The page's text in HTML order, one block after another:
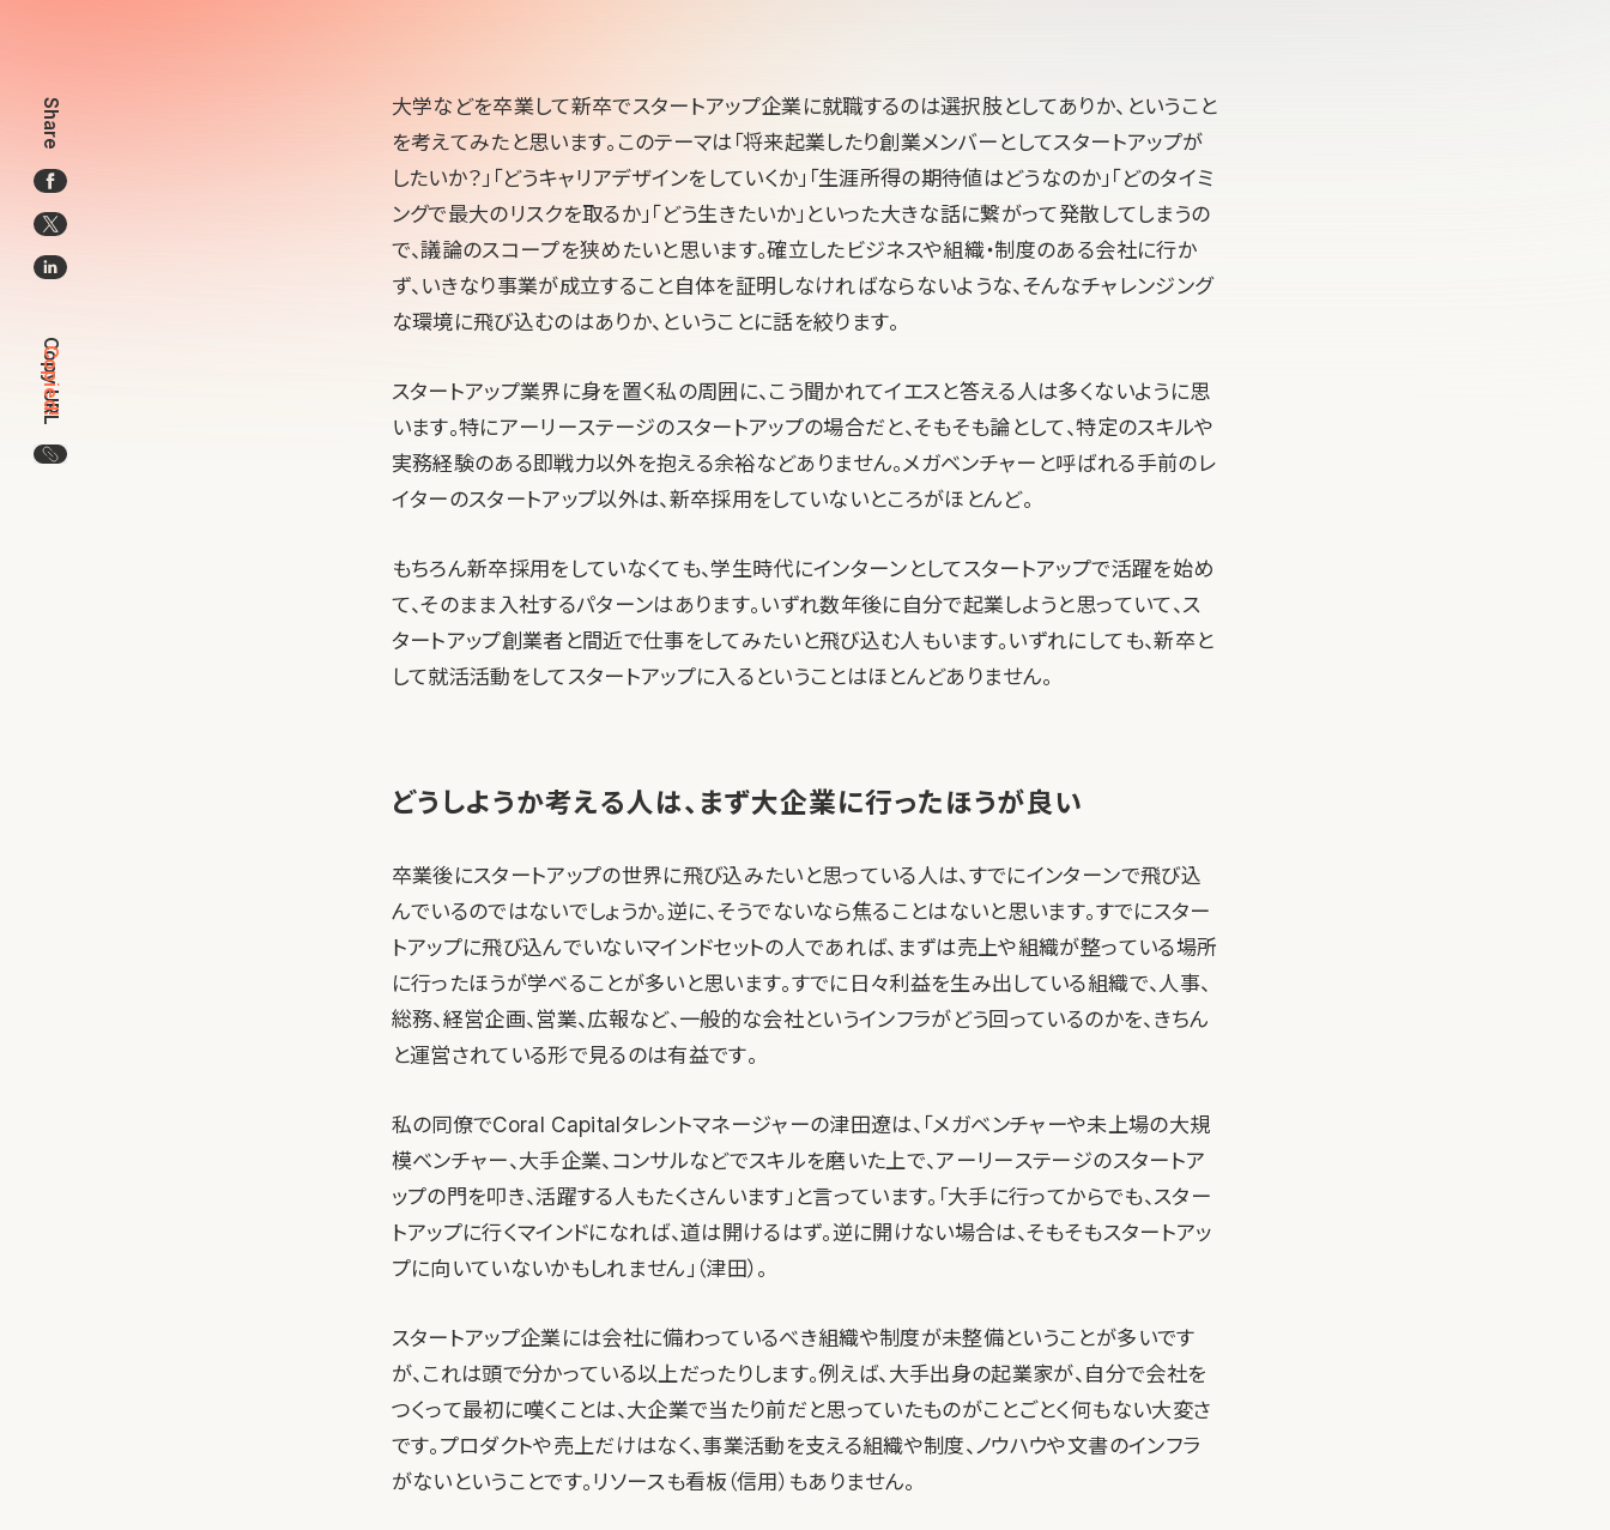
Share
Copy URL
Copied!
この記事のURLをコピー
大学などを卒業して新卒でスタートアップ企業に就職するのは選択肢としてありか、ということ
を考えてみたと思います。このテーマは「将来起業したり創業メンバーとしてスタートアップが
したいか？」「どうキャリアデザインをしていくか」「生涯所得の期待値はどうなのか」「どのタイミ
ングで最大のリスクを取るか」「どう生きたいか」といった大きな話に繋がって発散してしまうの
で、議論のスコープを狭めたいと思います。確立したビジネスや組織・制度のある会社に行か
ず、いきなり事業が成立すること自体を証明しなければならないような、そんなチャレンジング
な環境に飛び込むのはありか、ということに話を絞ります。
スタートアップ業界に身を置く私の周囲に、こう聞かれてイエスと答える人は多くないように思
います。特にアーリーステージのスタートアップの場合だと、そもそも論として、特定のスキルや
実務経験のある即戦力以外を抱える余裕などありません。メガベンチャーと呼ばれる手前のレ
イターのスタートアップ以外は、新卒採用をしていないところがほとんど。
もちろん新卒採用をしていなくても、学生時代にインターンとしてスタートアップで活躍を始め
て、そのまま入社するパターンはあります。いずれ数年後に自分で起業しようと思っていて、ス
タートアップ創業者と間近で仕事をしてみたいと飛び込む人もいます。いずれにしても、新卒と
して就活活動をしてスタートアップに入るということはほとんどありません。
どうしようか考える人は、まず大企業に行ったほうが良い
卒業後にスタートアップの世界に飛び込みたいと思っている人は、すでにインターンで飛び込
んでいるのではないでしょうか。逆に、そうでないなら焦ることはないと思います。すでにスター
トアップに飛び込んでいないマインドセットの人であれば、まずは売上や組織が整っている場所
に行ったほうが学べることが多いと思います。すでに日々利益を生み出している組織で、人事、
総務、経営企画、営業、広報など、一般的な会社というインフラがどう回っているのかを、きちん
と運営されている形で見るのは有益です。
私の同僚でCoral Capitalタレントマネージャーの津田遼は、「メガベンチャーや未上場の大規
模ベンチャー、大手企業、コンサルなどでスキルを磨いた上で、アーリーステージのスタートア
ップの門を叩き、活躍する人もたくさんいます」と言っています。「大手に行ってからでも、スター
トアップに行くマインドになれば、道は開けるはず。逆に開けない場合は、そもそもスタートアッ
プに向いていないかもしれません」（津田）。
スタートアップ企業には会社に備わっているべき組織や制度が未整備ということが多いです
が、これは頭で分かっている以上だったりします。例えば、大手出身の起業家が、自分で会社を
つくって最初に嘆くことは、大企業で当たり前だと思っていたものがことごとく何もない大変さ
です。プロダクトや売上だけはなく、事業活動を支える組織や制度、ノウハウや文書のインフラ
がないということです。リソースも看板（信用）もありません。